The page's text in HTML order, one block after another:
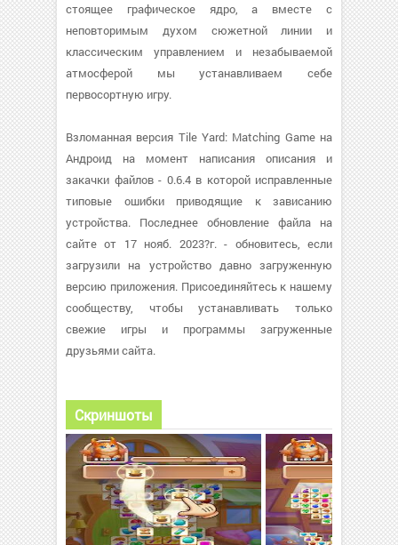
стоящее графическое ядро, а вместе с
неповторимым духом сюжетной линии и
классическим управлением и незабываемой
атмосферой мы устанавливаем себе
первосортную игру.
Взломанная версия Tile Yard: Matching Game на
Андроид на момент написания описания и
закачки файлов - 0.6.4 в которой исправленные
типовые ошибки приводящие к зависанию
устройства. Последнее обновление файла на
сайте от 17 нояб. 2023?г. - обновитесь, если
загрузили на устройство давно загруженную
версию приложения. Присоединяйтесь к нашему
сообществу, чтобы устанавливать только
свежие игры и программы загруженные
друзьями сайта.
Скриншоты